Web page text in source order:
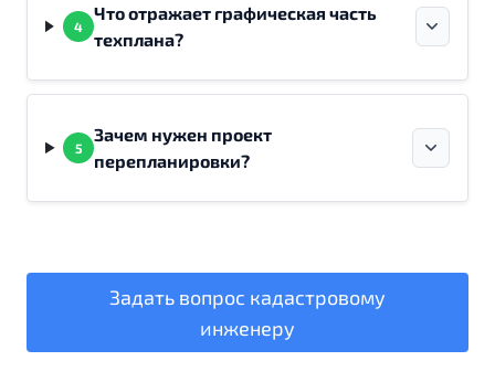
4
Что отражает графическая часть
техплана?
5
Зачем нужен проект
перепланировки?
Задать вопрос кадастровому
инженеру